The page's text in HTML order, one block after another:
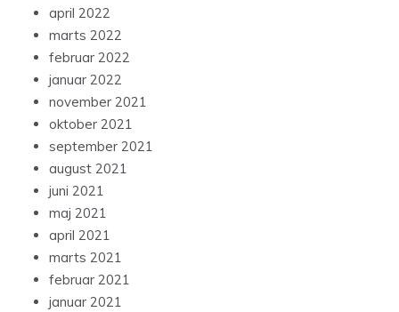
april 2022
marts 2022
februar 2022
januar 2022
november 2021
oktober 2021
september 2021
august 2021
juni 2021
maj 2021
april 2021
marts 2021
februar 2021
januar 2021